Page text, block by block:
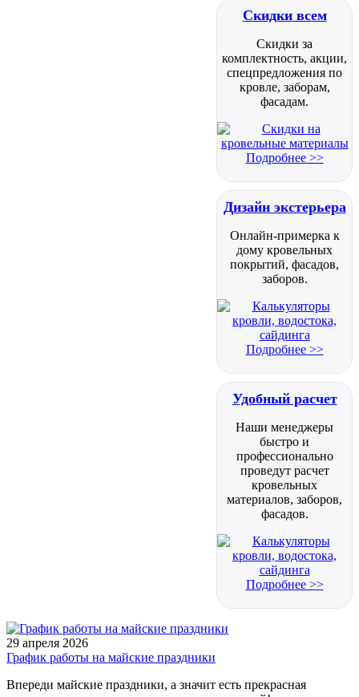
Скидки всем
Скидки за
комплектность, акции,
спецпредложения по
кровле, заборам,
фасадам.
Подробнее >>
Дизайн экстерьера
Онлайн-примерка к
дому кровельных
покрытий, фасадов,
заборов.
Подробнее >>
Удобный расчет
Наши менеджеры
быстро и
профессионально
проведут расчет
кровельных
материалов, заборов,
фасадов.
Подробнее >>
29 апреля 2026
График работы на майские праздники
Впереди майские праздники, а значит есть прекрасная